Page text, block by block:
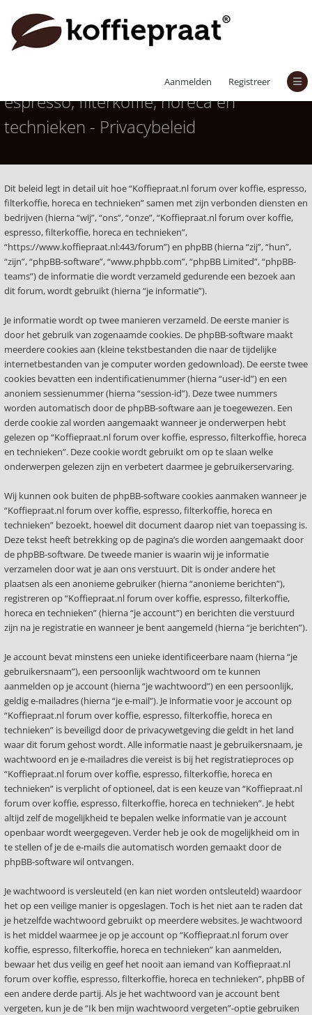
Aanmelden Registreer
Koffiepraat.nl forum over koffie,
espresso, filterkoffie, horeca en
technieken - Privacybeleid
Dit beleid legt in detail uit hoe “Koffiepraat.nl forum over koffie, espresso,
filterkoffie, horeca en technieken” samen met zijn verbonden diensten en
bedrijven (hierna “wij”, “ons”, “onze”, “Koffiepraat.nl forum over koffie,
espresso, filterkoffie, horeca en technieken”,
“https://www.koffiepraat.nl:443/forum”) en phpBB (hierna “zij”, “hun”,
“zijn”, “phpBB-software”, “www.phpbb.com”, “phpBB Limited”, “phpBB-
teams”) de informatie die wordt verzameld gedurende een bezoek aan
dit forum, wordt gebruikt (hierna “je informatie”).
Je informatie wordt op twee manieren verzameld. De eerste manier is
door het gebruik van zogenaamde cookies. De phpBB-software maakt
meerdere cookies aan (kleine tekstbestanden die naar de tijdelijke
internetbestanden van je computer worden gedownload). De eerste twee
cookies bevatten een indentificatienummer (hierna “user-id”) en een
anoniem sessienummer (hierna “session-id”). Deze twee nummers
worden automatisch door de phpBB-software aan je toegewezen. Een
derde cookie zal worden aangemaakt wanneer je onderwerpen hebt
gelezen op “Koffiepraat.nl forum over koffie, espresso, filterkoffie, horeca
en technieken”. Deze cookie wordt gebruikt om op te slaan welke
onderwerpen gelezen zijn en verbetert daarmee je gebruikerservaring.
Wij kunnen ook buiten de phpBB-software cookies aanmaken wanneer je
“Koffiepraat.nl forum over koffie, espresso, filterkoffie, horeca en
technieken” bezoekt, hoewel dit document daarop niet van toepassing is.
Deze tekst heeft betrekking op de pagina’s die worden aangemaakt door
de phpBB-software. De tweede manier is waarin wij je informatie
verzamelen door wat je aan ons verstuurt. Dit is onder andere het
plaatsen als een anonieme gebruiker (hierna “anonieme berichten”),
registreren op “Koffiepraat.nl forum over koffie, espresso, filterkoffie,
horeca en technieken” (hierna “je account”) en berichten die verstuurd
zijn na je registratie en wanneer je bent aangemeld (hierna “je berichten”).
Je account bevat minstens een unieke identificeerbare naam (hierna “je
gebruikersnaam”), een persoonlijk wachtwoord om te kunnen
aanmelden op je account (hierna “je wachtwoord”) en een persoonlijk,
geldig e-mailadres (hierna “je e-mail”). Je informatie voor je account op
“Koffiepraat.nl forum over koffie, espresso, filterkoffie, horeca en
technieken” is beveiligd door de privacywetgeving die geldt in het land
waar dit forum gehost wordt. Alle informatie naast je gebruikersnaam, je
wachtwoord en je e-mailadres die vereist is bij het registratieproces op
“Koffiepraat.nl forum over koffie, espresso, filterkoffie, horeca en
technieken” is verplicht of optioneel, dat is een keuze van “Koffiepraat.nl
forum over koffie, espresso, filterkoffie, horeca en technieken”. Je hebt
altijd zelf de mogelijkheid te bepalen welke informatie van je account
openbaar wordt weergegeven. Verder heb je ook de mogelijkheid om in
te stellen of je de e-mails die automatisch worden gemaakt door de
phpBB-software wil ontvangen.
Je wachtwoord is versleuteld (en kan niet worden ontsleuteld) waardoor
het op een veilige manier is opgeslagen. Toch is het niet aan te raden dat
je hetzelfde wachtwoord gebruikt op meerdere websites. Je wachtwoord
is het middel waarmee je op je account op “Koffiepraat.nl forum over
koffie, espresso, filterkoffie, horeca en technieken” kan aanmelden,
bewaar het dus veilig en geef het nooit aan iemand van Koffiepraat.nl
forum over koffie, espresso, filterkoffie, horeca en technieken”, phpBB of
een andere derde partij. Als je het wachtwoord van je account bent
vergeten, kun je de “Ik ben mijn wachtwoord vergeten”-optie gebruiken